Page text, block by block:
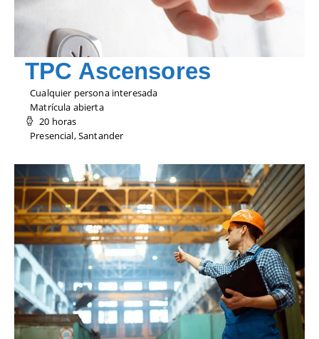
TPC Ascensores
Cualquier persona interesada
Matrícula abierta
20 horas
Presencial, Santander